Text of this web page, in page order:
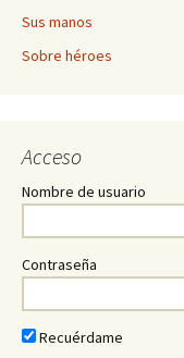
Sus manos
Sobre héroes
Acceso
Nombre de usuario
Contraseña
Recuérdame